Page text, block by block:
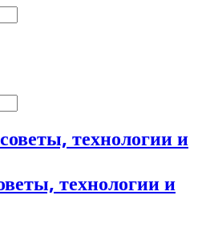
технологии и